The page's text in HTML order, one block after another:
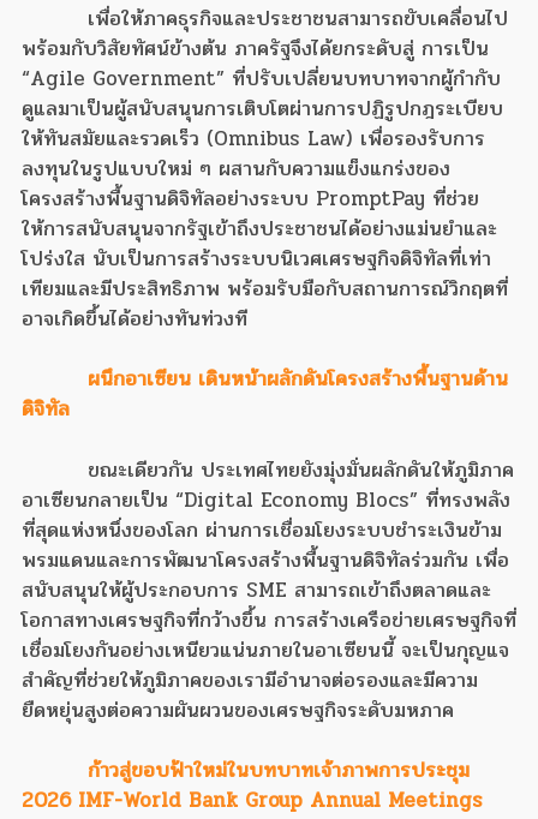
เพื่อให้ภาคธุรกิจและประชาชนสามารถขับเคลื่อนไป
พร้อมกับวิสัยทัศน์ข้างต้น ภาครัฐจึงได้ยกระดับสู่ การเป็น
“Agile Government” ที่ปรับเปลี่ยนบทบาทจากผู้กำกับ
ดูแลมาเป็นผู้สนับสนุนการเติบโตผ่านการปฏิรูปกฎระเบียบ
ให้ทันสมัยและรวดเร็ว (Omnibus Law) เพื่อรองรับการ
ลงทุนในรูปแบบใหม่ ๆ ผสานกับความแข็งแกร่งของ
โครงสร้างพื้นฐานดิจิทัลอย่างระบบ PromptPay ที่ช่วย
ให้การสนับสนุนจากรัฐเข้าถึงประชาชนได้อย่างแม่นยำและ
โปร่งใส นับเป็นการสร้างระบบนิเวศเศรษฐกิจดิจิทัลที่เท่า
เทียมและมีประสิทธิภาพ พร้อมรับมือกับสถานการณ์วิกฤตที่
อาจเกิดขึ้นได้อย่างทันท่วงที
ผนึกอาเซียน เดินหน้าผลักดันโครงสร้างพื้นฐานด้าน
ดิจิทัล
ขณะเดียวกัน ประเทศไทยยังมุ่งมั่นผลักดันให้ภูมิภาค
อาเซียนกลายเป็น “Digital Economy Blocs” ที่ทรงพลัง
ที่สุดแห่งหนึ่งของโลก ผ่านการเชื่อมโยงระบบชำระเงินข้าม
พรมแดนและการพัฒนาโครงสร้างพื้นฐานดิจิทัลร่วมกัน เพื่อ
สนับสนุนให้ผู้ประกอบการ SME สามารถเข้าถึงตลาดและ
โอกาสทางเศรษฐกิจที่กว้างขึ้น การสร้างเครือข่ายเศรษฐกิจที่
เชื่อมโยงกันอย่างเหนียวแน่นภายในอาเซียนนี้ จะเป็นกุญแจ
สำคัญที่ช่วยให้ภูมิภาคของเรามีอำนาจต่อรองและมีความ
ยืดหยุ่นสูงต่อความผันผวนของเศรษฐกิจระดับมหภาค
ก้าวสู่ขอบฟ้าใหม่ในบทบาทเจ้าภาพการประชุม
2026 IMF-World Bank Group Annual Meetings